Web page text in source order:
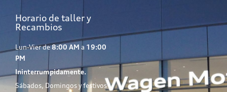
Horario de taller y
Recambios
Lun-Vier de8:00 AM a 19:00
PM
Ininterrumpidamente.
Sábados, Domingos y festivos